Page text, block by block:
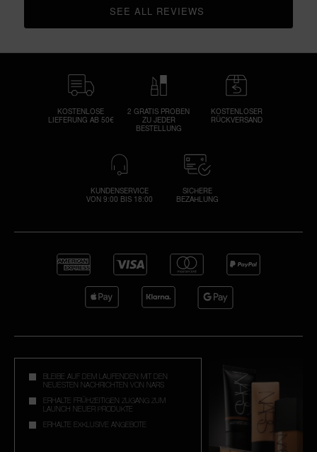
CLICK TO GO TO ALL REVIEWS
KOSTENLOSE
LIEFERUNG AB 50€
2 GRATIS PROBEN
ZU JEDER
BESTELLUNG
KOSTENLOSER
RÜCKVERSAND
KUNDENSERVICE
VON 9:00 BIS 18:00
SICHERE
BEZAHLUNG
BLEIBE AUF DEM LAUFENDEN MIT DEN
NEUESTEN NACHRICHTEN VON NARS
ERHALTE FRÜHZEITIGEN ZUGANG ZUM
LAUNCH NEUER PRODUKTE
ERHALTE EXKLUSIVE ANGEBOTE